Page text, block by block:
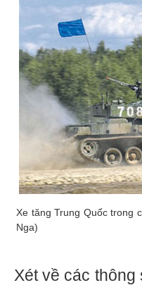
Xe tăng Trung Quốc trong
Nga)
Xét về các